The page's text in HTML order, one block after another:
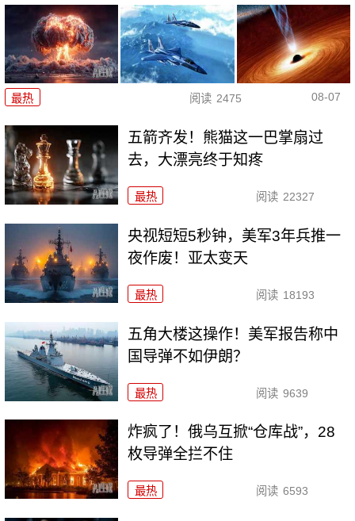
最热 阅读 2475 08-07
五箭齐发！熊猫这一巴掌扇过
去，大漂亮终于知疼
最热 阅读 22327
央视短短5秒钟，美军3年兵推一
夜作废！亚太变天
最热 阅读 18193
五角大楼这操作！美军报告称中
国导弹不如伊朗？
最热 阅读 9639
炸疯了！俄乌互掀“仓库战”，28
枚导弹全拦不住
最热 阅读 6593